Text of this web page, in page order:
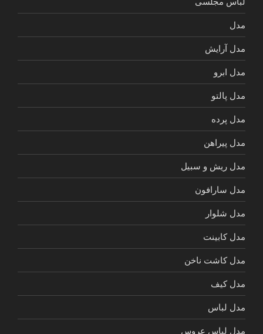
مدل
مدل آرایش
مدل ابرو
مدل پالتو
مدل پرده
مدل پیراهن
مدل ریش و سبیل
مدل سارافون
مدل شلوار
مدل کابینت
مدل کاشت ناخن
مدل کیف
مدل لباس
مدل لباس عروس